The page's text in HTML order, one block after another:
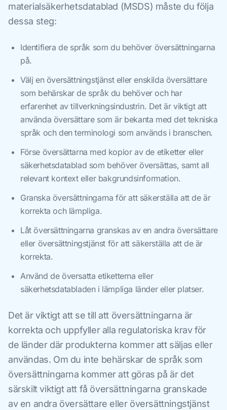
materialsäkerhetsdatablad (MSDS) måste du följa
dessa steg:
Identifiera de språk som du behöver översättningarna
på.
Välj en översättningstjänst eller enskilda översättare
som behärskar de språk du behöver och har
erfarenhet av tillverkningsindustrin. Det är viktigt att
använda översättare som är bekanta med det tekniska
språk och den terminologi som används i branschen.
Förse översättarna med kopior av de etiketter eller
säkerhetsdatablad som behöver översättas, samt all
relevant kontext eller bakgrundsinformation.
Granska översättningarna för att säkerställa att de är
korrekta och lämpliga.
Låt översättningarna granskas av en andra översättare
eller översättningstjänst för att säkerställa att de är
korrekta.
Använd de översatta etiketterna eller
säkerhetsdatabladen i lämpliga länder eller platser.
Det är viktigt att se till att översättningarna är
korrekta och uppfyller alla regulatoriska krav för
de länder där produkterna kommer att säljas eller
användas. Om du inte behärskar de språk som
översättningarna kommer att göras på är det
särskilt viktigt att få översättningarna granskade
av en andra översättare eller översättningstjänst